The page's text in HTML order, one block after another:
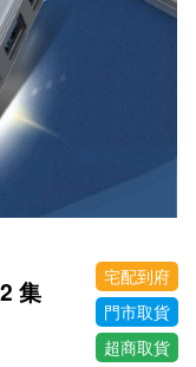
集
宅配到府
門市取貨
超商取貨